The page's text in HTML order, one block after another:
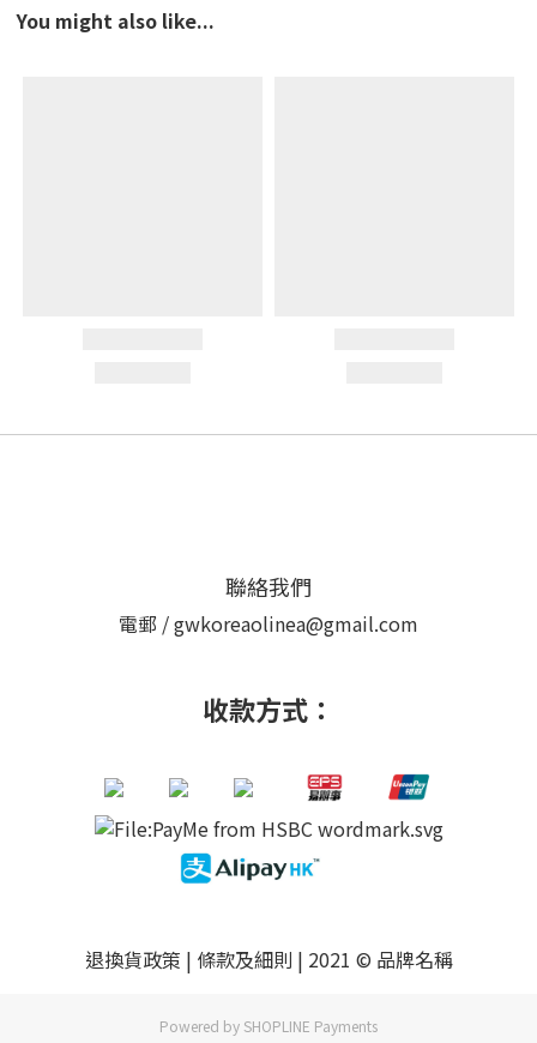
You might also like...
聯絡我們
電郵 / gwkoreaolinea@gmail.com
收款方式：
退換貨政策 | 條款及細則 | 2021 © 品牌名稱
Powered by SHOPLINE Payments